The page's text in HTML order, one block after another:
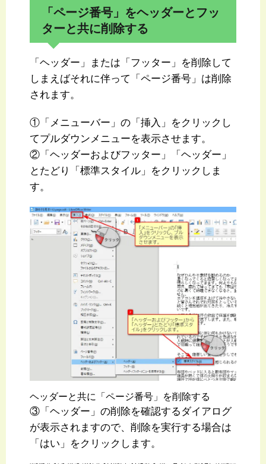
「ページ番号」をヘッダーとフッ
ターと共に削除する
「ヘッダー」または「フッター」を削除して
しまえばそれに伴って「ページ番号」は削除
されます。
①「メニューバー」の「挿入」をクリックし
てプルダウンメニューを表示させます。
②「ヘッダーおよびフッター」「ヘッダー」
とたどり「標準スタイル」をクリックしま
す。
ヘッダーと共に「ページ番号」を削除する
③「ヘッダー」の削除を確認するダイアログ
が表示されますので、削除を実行する場合は
「はい」をクリックします。